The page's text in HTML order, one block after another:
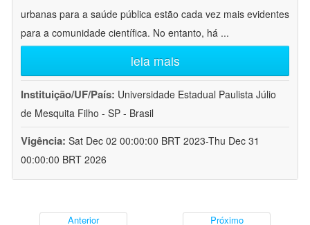
urbanas para a saúde pública estão cada vez mais evidentes
para a comunidade científica. No entanto, há ...
leia mais
Instituição/UF/País: Universidade Estadual Paulista Júlio
de Mesquita Filho - SP - Brasil
Vigência: Sat Dec 02 00:00:00 BRT 2023-Thu Dec 31
00:00:00 BRT 2026
Anterior Próximo